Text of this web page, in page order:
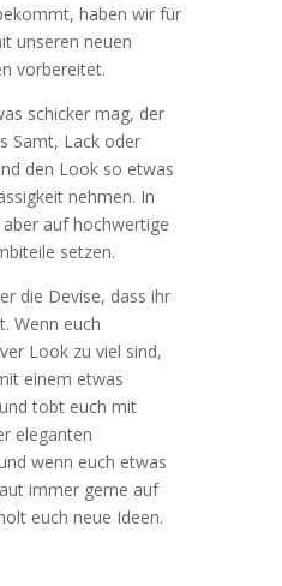
haben wir für
unseren neuen
vorbereitet.
schicker mag, der
Samt, Lack oder
den Look so etwas
nehmen. In
auf hochwertige
setzen.
die Devise, dass ihr
Wenn euch
Look zu viel sind,
einem etwas
tobt euch mit
eleganten
wenn euch etwas
immer gerne auf
euch neue Ideen.